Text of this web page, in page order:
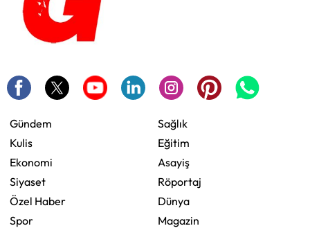
Gündem
Kulis
Ekonomi
Siyaset
Özel Haber
Spor
Sağlık
Eğitim
Asayiş
Röportaj
Dünya
Magazin